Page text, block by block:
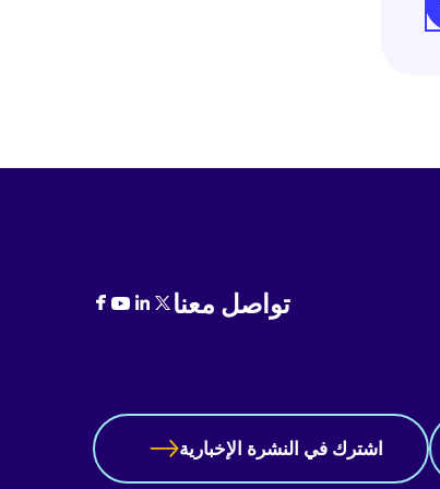
اشترك في النشرة الإخبارية
تواصل معنا